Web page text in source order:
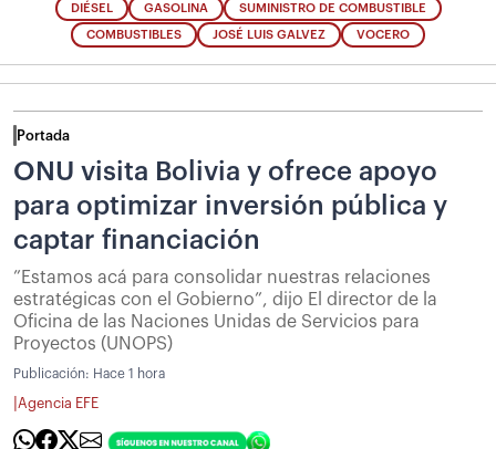
DIÉSEL GASOLINA SUMINISTRO DE COMBUSTIBLE
COMBUSTIBLES JOSÉ LUIS GALVEZ VOCERO
Portada
ONU visita Bolivia y ofrece apoyo
para optimizar inversión pública y
captar financiación
”Estamos acá para consolidar nuestras relaciones
estratégicas con el Gobierno”, dijo El director de la
Oficina de las Naciones Unidas de Servicios para
Proyectos (UNOPS)
Publicación: Hace 1 hora
Agencia EFE